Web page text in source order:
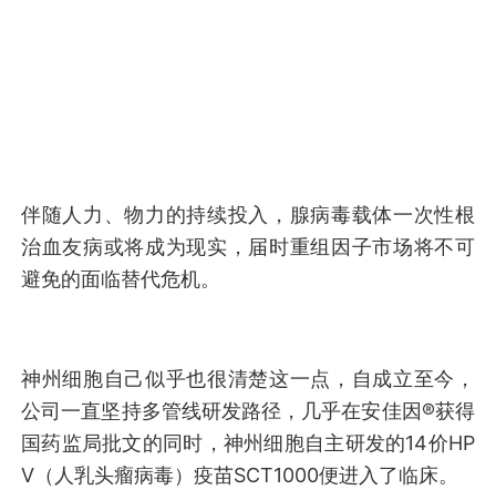
伴随人力、物力的持续投入，腺病毒载体一次性根
治血友病或将成为现实，届时重组因子市场将不可
避免的面临替代危机。
神州细胞自己似乎也很清楚这一点，自成立至今，
公司一直坚持多管线研发路径，几乎在安佳因®获得
国药监局批文的同时，神州细胞自主研发的14价HP
V（人乳头瘤病毒）疫苗SCT1000便进入了临床。